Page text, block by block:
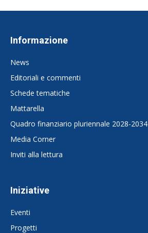
Informazione
News
Editoriali e commenti
Schede tematiche
Mattarella
Quadro finanziario pluriennale 2028-2034
Media Corner
Inviti alla lettura
Iniziative
Eventi
Progetti